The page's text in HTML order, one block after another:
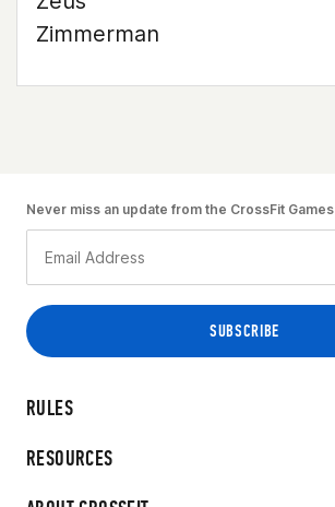
Zimmerman
RULES
RESOURCES
Never miss an update from the CrossFit Games